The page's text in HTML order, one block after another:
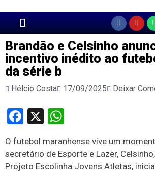
Brandão e Celsinho
incentivo inédito ao
da série b
Hélcio Costa 17/09/2025 Deixar
Facebook
X
O futebol maranhense vive um
secretário de Esporte e Lazer,
Projeto Escolinha Jovens Atletas,